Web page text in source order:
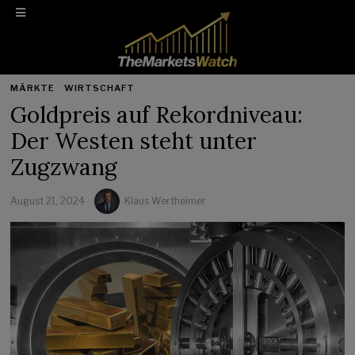
MÄRKTE · WIRTSCHAFT
Goldpreis auf Rekordniveau:
Der Westen steht unter
Zugzwang
August 21, 2024 Klaus Wertheimer